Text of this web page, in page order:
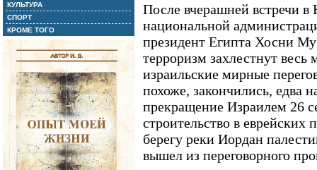
КУЛЬТУРА
СПОРТ
КРОМЕ ТОГО
После вчерашней встречи в
национальной
президент Египта Хосни
терроризм захлестнут
израильские мирные
похоже, закончились, едва
прекращение Израилем 26
строительство в еврейских
берегу реки Иордан
вышел из переговорного